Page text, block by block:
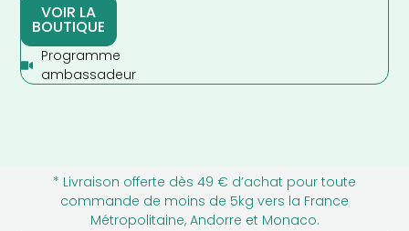
VOIR LA
BOUTIQUE
Programme
ambassadeur
* Livraison offerte dès 49 € d’achat pour toute
commande de moins de 5kg vers la France
Métropolitaine, Andorre et Monaco.